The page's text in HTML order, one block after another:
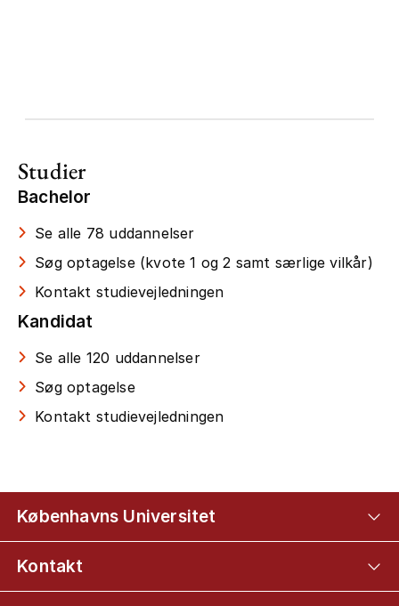
Studier
Bachelor
Se alle 78 uddannelser
Søg optagelse (kvote 1 og 2 samt særlige vilkår)
Kontakt studievejledningen
Kandidat
Se alle 120 uddannelser
Søg optagelse
Kontakt studievejledningen
Københavns Universitet
Kontakt